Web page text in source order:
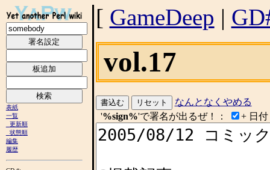
表紙
一覧
更新順
状態順
編集
履歴
[ GameDeep |
vol.17
なんとなくやめる
'%sign%'で署名が出るぜ！： + 日付